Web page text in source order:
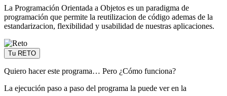
La Programación Orientada a Objetos es un paradigma de
programación que permite la reutilizacion de código ademas de la
estandarizacion, flexibilidad y usabilidad de nuestras aplicaciones.
Tu RETO
Quiero hacer este programa… Pero ¿Cómo funciona?
La ejecución paso a paso del programa la puede ver en la